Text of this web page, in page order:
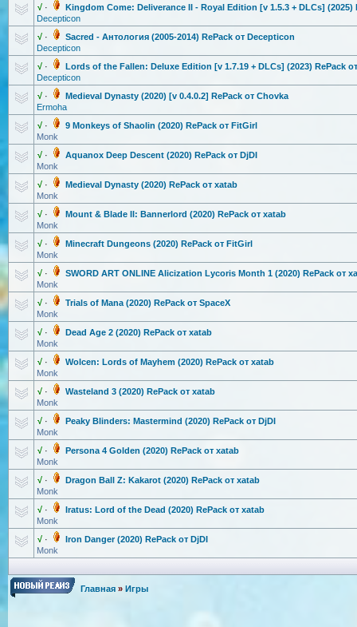
√ ·
Kingdom Come: Deliverance II - Royal Edition [v 1.5.3 + DLCs] (2025)
Decepticon
√ ·
Sacred - Антология (2005-2014) RePack от Decepticon
Decepticon
√ ·
Lords of the Fallen: Deluxe Edition [v 1.7.19 + DLCs] (2023) RePack
Decepticon
√ ·
Medieval Dynasty (2020) [v 0.4.0.2] RePack от Chovka
Ermoha
√ ·
9 Monkeys of Shaolin (2020) RePack от FitGirl
Monk
√ ·
Aquanox Deep Descent (2020) RePack от DjDI
Monk
√ ·
Medieval Dynasty (2020) RePack от xatab
Monk
√ ·
Mount & Blade II: Bannerlord (2020) RePack от xatab
Monk
√ ·
Minecraft Dungeons (2020) RePack от FitGirl
Monk
√ ·
SWORD ART ONLINE Alicization Lycoris Month 1 (2020) RePack от
Monk
√ ·
Trials of Mana (2020) RePack от SpaceX
Monk
√ ·
Dead Age 2 (2020) RePack от xatab
Monk
√ ·
Wolcen: Lords of Mayhem (2020) RePack от xatab
Monk
√ ·
Wasteland 3 (2020) RePack от xatab
Monk
√ ·
Peaky Blinders: Mastermind (2020) RePack от DjDI
Monk
√ ·
Persona 4 Golden (2020) RePack от xatab
Monk
√ ·
Dragon Ball Z: Kakarot (2020) RePack от xatab
Monk
√ ·
Iratus: Lord of the Dead (2020) RePack от xatab
Monk
√ ·
Iron Danger (2020) RePack от DjDI
Monk
Главная » Игры